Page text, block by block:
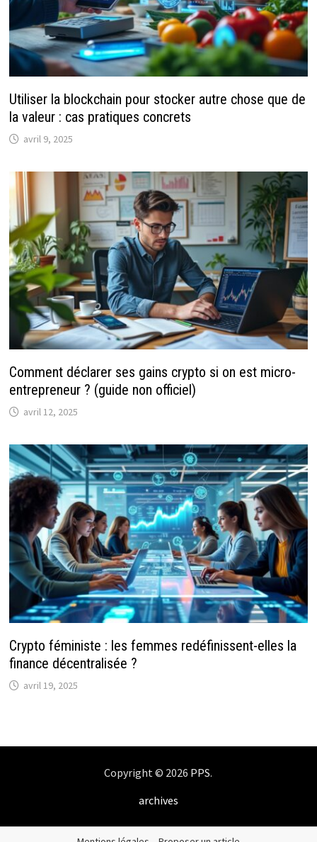
Utiliser la blockchain pour stocker autre chose que de
la valeur : cas pratiques concrets
avril 9, 2025
Comment déclarer ses gains crypto si on est micro-
entrepreneur ? (guide non officiel)
avril 12, 2025
Crypto féministe : les femmes redéfinissent-elles la
finance décentralisée ?
avril 19, 2025
Copyright © 2026 PPS.
archives